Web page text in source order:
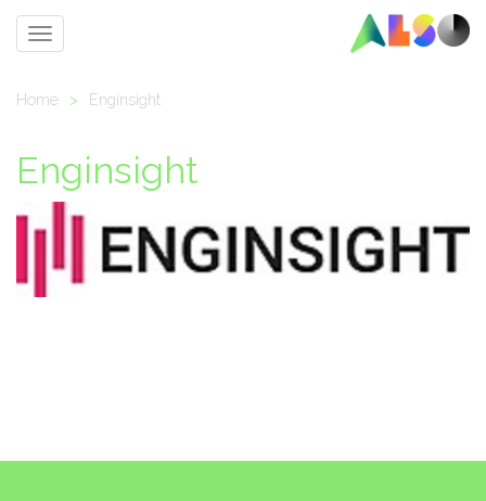
Toggle
Home > Enginsight
Enginsight